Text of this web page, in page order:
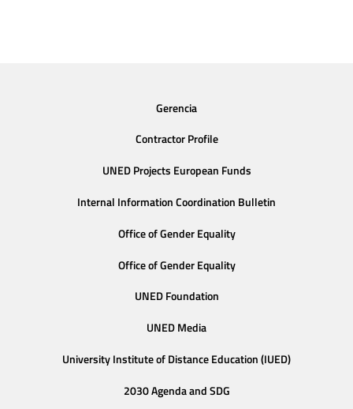
Gerencia
Contractor Profile
UNED Projects European Funds
Internal Information Coordination Bulletin
Office of Gender Equality
Office of Gender Equality
UNED Foundation
UNED Media
University Institute of Distance Education (IUED)
2030 Agenda and SDG